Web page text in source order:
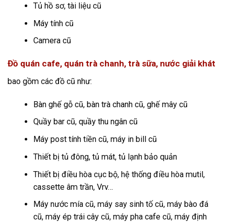
Tủ hồ sơ, tài liệu cũ
Máy tính cũ
Camera cũ
Đồ quán cafe, quán trà chanh, trà sữa, nước giải khát
bao gồm các đồ cũ như:
Bàn ghế gỗ cũ, bàn trà chanh cũ, ghế mây cũ
Quầy bar cũ, quầy thu ngân cũ
Máy post tính tiền cũ, máy in bill cũ
Thiết bị tủ đông, tủ mát, tủ lạnh bảo quản
Thiết bị điều hòa cục bộ, hệ thống điều hòa mutil,
cassette âm trần, Vrv…
Máy nước mía cũ, máy say sinh tố cũ, máy bào đá
cũ, máy ép trái cây cũ, máy pha cafe cũ, máy định